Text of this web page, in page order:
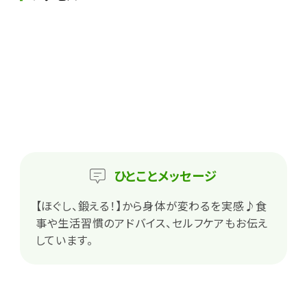
ひとことメッセージ
【ほぐし、鍛える！】から身体が変わるを実感♪食
事や生活習慣のアドバイス、セルフケアもお伝え
しています。